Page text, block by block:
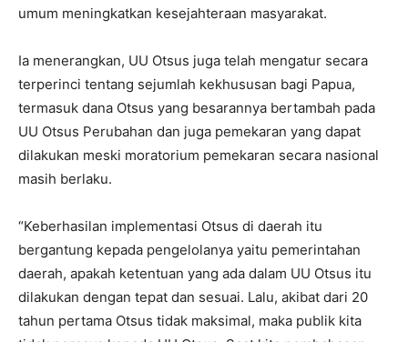
umum meningkatkan kesejahteraan masyarakat.
Ia menerangkan, UU Otsus juga telah mengatur secara
terperinci tentang sejumlah kekhususan bagi Papua,
termasuk dana Otsus yang besarannya bertambah pada
UU Otsus Perubahan dan juga pemekaran yang dapat
dilakukan meski moratorium pemekaran secara nasional
masih berlaku.
“Keberhasilan implementasi Otsus di daerah itu
bergantung kepada pengelolanya yaitu pemerintahan
daerah, apakah ketentuan yang ada dalam UU Otsus itu
dilakukan dengan tepat dan sesuai. Lalu, akibat dari 20
tahun pertama Otsus tidak maksimal, maka publik kita